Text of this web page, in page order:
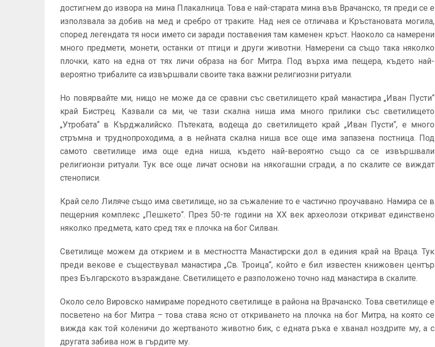
достигнем до извора на мина Плакалница. Това е най-старата мина във Врачанско, тя преди се е
използвала за добив на мед и сребро от траките. Над нея се отличава и Кръстановата могила,
според легендата тя носи името си заради поставения там каменен кръст. Наоколо са намерени
много предмети, монети, останки от птици и други животни. Намерени са също така няколко
плочки, като на една от тях личи образа на бог Митра. Под върха има пещера, където най-
вероятно трибалите са извършвали своите така важни религиозни ритуали.
Но повярвайте ми, нищо не може да се сравни със светилището край манастира „Иван Пусти“
край Бистрец. Казвали са ми, че тази скална ниша има много прилики със светилището
„Утробата“ в Кърджалийско. Пътеката, водеща до светилището край „Иван Пусти“, е много
стръмна и труднопроходима, а в нейната скална ниша все още има запазена постница. Под
самото светилище има още една ниша, където най-вероятно също са се извършвали
религионзи ритуали. Тук все още личат основи на някогашни сгради, а по скалите се виждат
стенописи.
Край село Лиляче също има светилище, но за съжаление то е частично проучавано. Намира се в
пещерния комплекс „Пешкето“. През 50-те години на XX век археолози откриват единствено
няколко предмета, като сред тях е плочка на бог Силван.
Светилище можем да открием и в местността Манастирски дол в единия край на Враца. Тук
преди векове е съществувал манастира „Св. Троица“, който е бил известен книжовен център
през Българското възраждане. Светилището е разположено точно над манастира в скалите.
Около село Вировско намираме поредното светилище в района на Врачанско. Това светилище е
посветено на бог Митра – това става ясно от откриването на плочка на бог Митра, на която се
вижда как той коленичи до жертваното животно бик, с едната ръка е хванал ноздрите му, а с
другата забива нож в гърдите му.